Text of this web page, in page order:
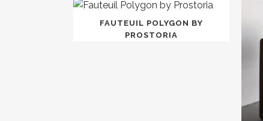
FAUTEUIL POLYGON BY
PROSTORIA